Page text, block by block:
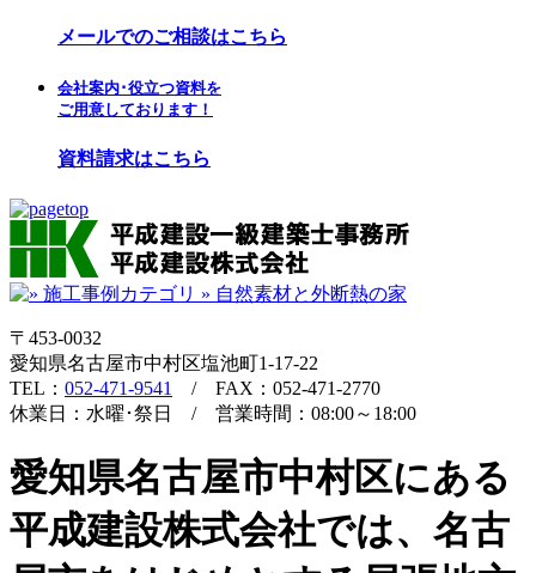
メールでのご相談はこちら
会社案内･役立つ資料を
ご用意しております！
資料請求はこちら
〒453-0032
愛知県名古屋市中村区塩池町1-17-22
TEL： 052-471-9541
/ FAX：052-471-2770
休業日：水曜･祭日 / 営業時間：08:00～18:00
愛知県名古屋市中村区にある
平成建設株式会社では、名古